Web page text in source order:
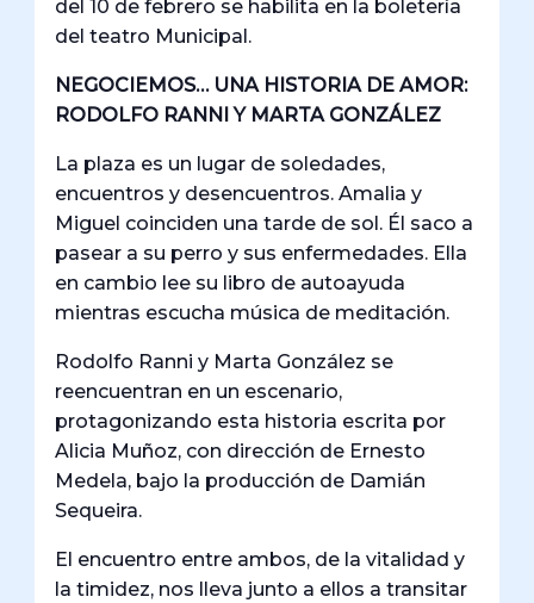
del 10 de febrero se habilita en la boletería
del teatro Municipal.
NEGOCIEMOS… UNA HISTORIA DE AMOR:
RODOLFO RANNI Y MARTA GONZÁLEZ
La plaza es un lugar de soledades,
encuentros y desencuentros. Amalia y
Miguel coinciden una tarde de sol. Él saco a
pasear a su perro y sus enfermedades. Ella
en cambio lee su libro de autoayuda
mientras escucha música de meditación.
Rodolfo Ranni y Marta González se
reencuentran en un escenario,
protagonizando esta historia escrita por
Alicia Muñoz, con dirección de Ernesto
Medela, bajo la producción de Damián
Sequeira.
El encuentro entre ambos, de la vitalidad y
la timidez, nos lleva junto a ellos a transitar